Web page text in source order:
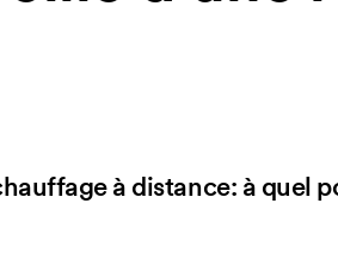
à distance: à quel